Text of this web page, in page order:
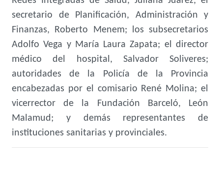
secretario de Planificación, Administración y
Finanzas, Roberto Menem; los subsecretarios
Adolfo Vega y María Laura Zapata; el director
médico del hospital, Salvador Soliveres;
autoridades de la Policía de la Provincia
encabezadas por el comisario René Molina; el
vicerrector de la Fundación Barceló, León
Malamud; y demás representantes de
instituciones sanitarias y provinciales.